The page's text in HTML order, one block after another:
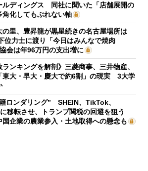
ルディングス 同社に聞いた「店舗展開の
角化してもぶれない軸
の里、豊昇龍が黒星続きの名古屋場所は
位力士に渡り「今日はみんなで焼肉
会は年96万円の支出増に
ランキングを解剖》三菱商事、三井物産、
東大・早大・慶大で約6割」の現実 3大学
ロンダリング” SHEIN、TikTok、
移転させ、トランプ関税の回避を狙う
企業の農業参入・土地取得への懸念も